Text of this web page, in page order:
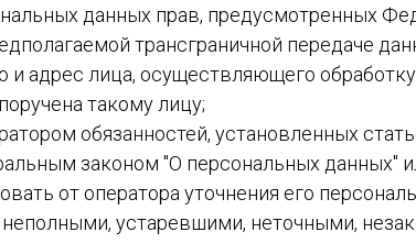
данных прав, предусмотренных
трансграничной передаче
и адрес лица, осуществляющего
такому лицу;
обязанностей, установленных
законом "О персональных данных"
от оператора уточнения его
устаревшими, неточными,